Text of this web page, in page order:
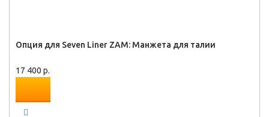
Опция для Seven Liner ZAM: Манжета для талии
17 400 р.